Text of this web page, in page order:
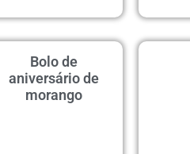
Bolo de
aniversário de
morango